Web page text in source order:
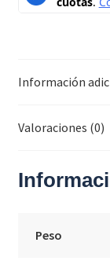
Información
Valoraciones (0)
Peso